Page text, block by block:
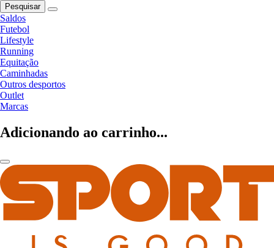
Pesquisar
Saldos
Futebol
Lifestyle
Running
Equitação
Caminhadas
Outros desportos
Outlet
Marcas
Adicionando ao carrinho...